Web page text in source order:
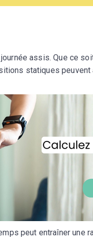
assis. Que ce
statiques
peut entraîner une
!